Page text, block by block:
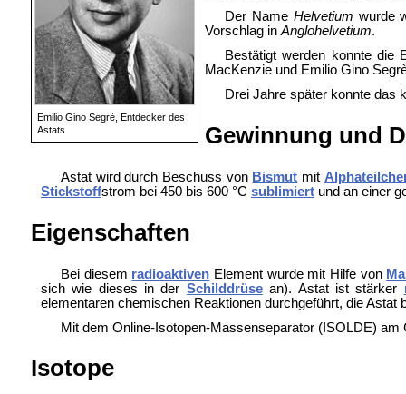
Emilio Gino Segrè, Entdecker des
Astats
Der Name Helvetium wurde
Vorschlag inAnglohelvetium.
Bestätigt werden konnte die
MacKenzie und Emilio Gino
Drei Jahre später konnte das
Gewinnung und
Astat wird durch Beschuss von Bismut mit
Stickstoffstrom bei 450 bis 600 °C sublimiertund an einer
Eigenschaften
Bei diesem radioaktiven Element wurde mit Hilfe von
sich wie dieses in der Schilddrüsean). Astat ist stärker
elementaren chemischen Reaktionen durchgeführt, die Astat
Mit dem Online-Isotopen-Massenseparator (ISOLDE) am
Isotope